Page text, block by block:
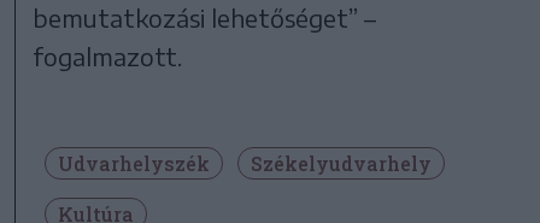
bemutatkozási lehetőséget” –
fogalmazott.
Udvarhelyszék
Székelyudvarhely
Kultúra